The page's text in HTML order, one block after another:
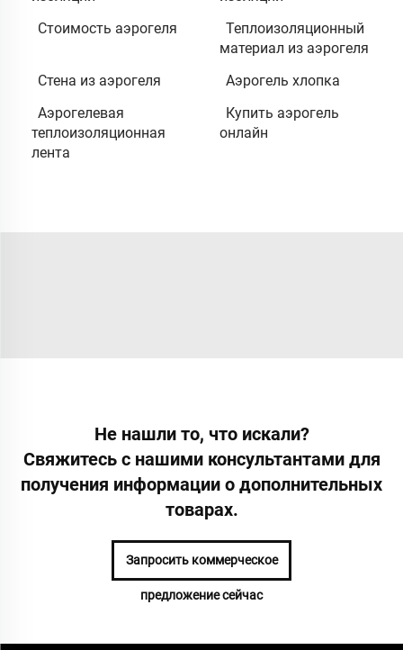
Стоимость аэрогеля
Теплоизоляционный
материал из аэрогеля
Стена из аэрогеля
Аэрогель хлопка
Аэрогелевая
теплоизоляционная
лента
Купить аэрогель
онлайн
Не нашли то, что искали?
Свяжитесь с нашими консультантами для
получения информации о дополнительных
товарах.
Запросить коммерческое
предложение сейчас